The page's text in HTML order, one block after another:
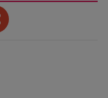
altceva, acesta fiind